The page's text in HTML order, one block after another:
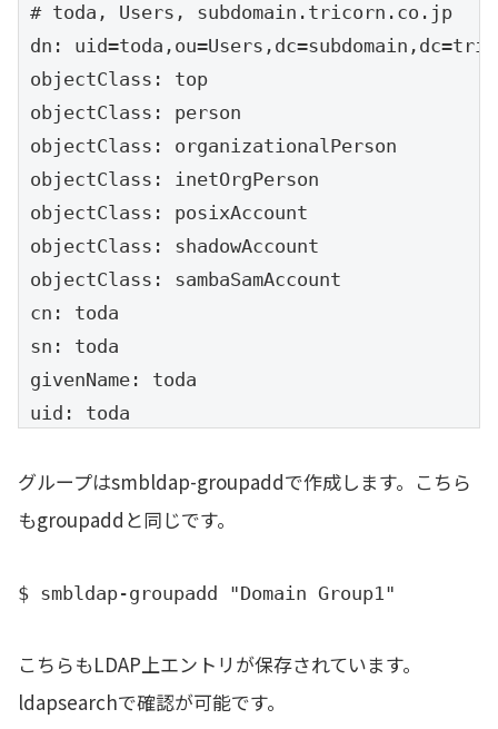
# toda, Users, subdomain.tricorn.co.jp
dn:
objectClass: top
objectClass: person
objectClass: organizationalPerson
objectClass: inetOrgPerson
objectClass: posixAccount
objectClass: shadowAccount
objectClass: sambaSamAccount
cn: toda
sn: toda
givenName: toda
uid: toda
gidNumber: 513
homeDirectory: /home/toda
gecos: System User
sambaLogoffTime: 2147483647
sambaKickoffTime: 2147483647
グループはsmbldap-groupaddで作成します。こちら
もgroupaddと同じです。
$ smbldap-groupadd "Domain Group1"
こちらもLDAP上エントリが保存されています。
ldapsearchで確認が可能です。